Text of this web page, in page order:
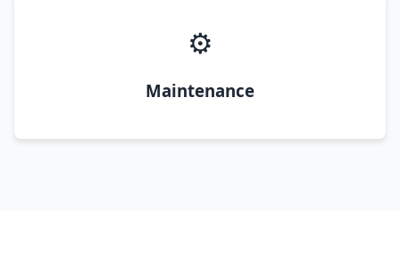
⚙️
Maintenance